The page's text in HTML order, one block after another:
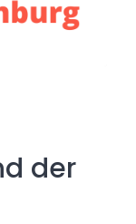
der